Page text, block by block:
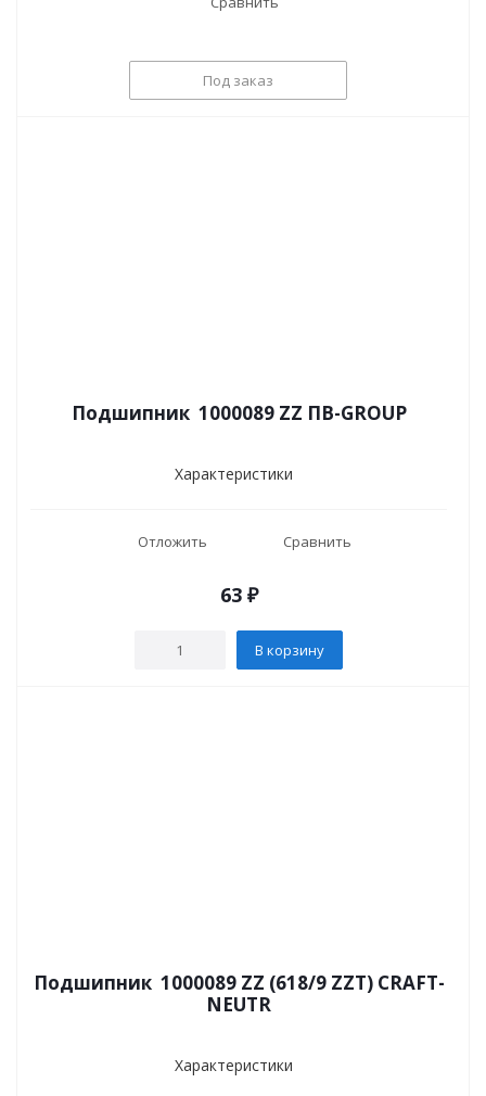
Под заказ
Подшипник 1000089 ZZ ПВ-GROUP
Характеристики
Отложить Сравнить
63 ₽
В корзину
Подшипник 1000089 ZZ (618/9 ZZT) CRAFT-
NEUTR
Характеристики